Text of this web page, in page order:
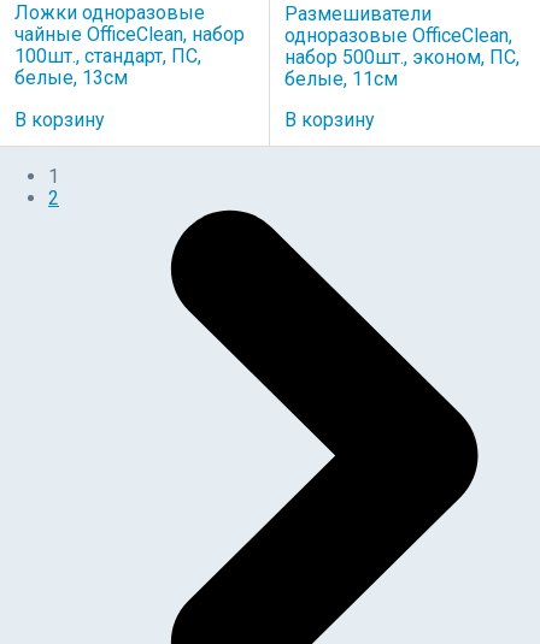
Ложки одноразовые
чайные OfficeClean, набор
100шт., стандарт, ПС,
белые, 13см
В корзину
Размешиватели
одноразовые OfficeClean,
набор 500шт., эконом, ПС,
белые, 11см
В корзину
1
2